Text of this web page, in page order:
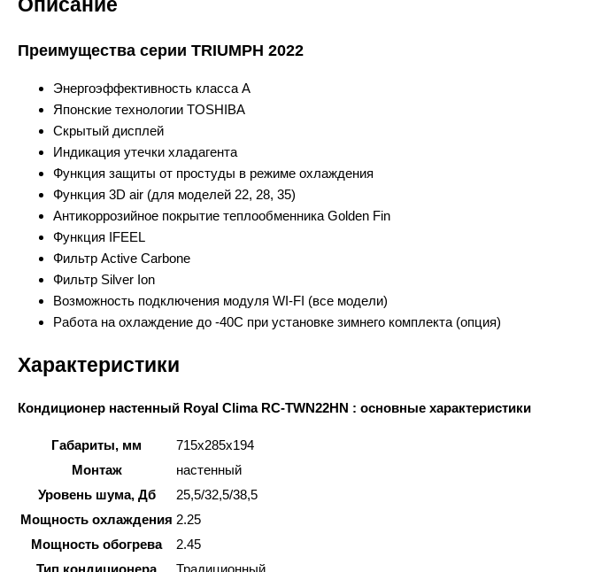
Описание
Преимущества серии TRIUMPH 2022
Энергоэффективность класса А
Японские технологии TOSHIBA
Скрытый дисплей
Индикация утечки хладагента
Функция защиты от простуды в режиме охлаждения
Функция 3D air (для моделей 22, 28, 35)
Антикоррозийное покрытие теплообменника Golden Fin
Функция IFEEL
Фильтр Active Carbone
Фильтр Silver Ion
Возможность подключения модуля WI-FI (все модели)
Работа на охлаждение до -40С при установке зимнего комплекта (опция)
Характеристики
Кондиционер настенный Royal Clima RC-TWN22HN : основные характеристики
Габариты, мм
715x285x194
Монтаж
настенный
Уровень шума, Дб
25,5/32,5/38,5
Мощность охлаждения 2.25
Мощность обогрева
2.45